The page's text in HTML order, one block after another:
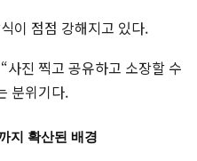
이 점점 강해지고 있다.
사진 찍고 공유하고 소장할 수
분위기다.
지 확산된 배경